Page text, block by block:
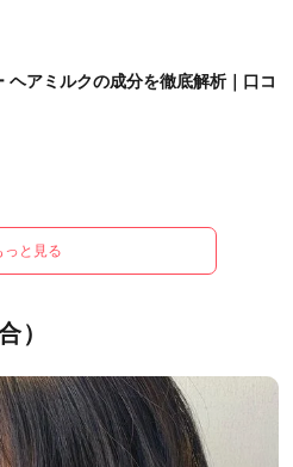
ヘアミルクの成分を徹底解析｜口コ
っと見る
）